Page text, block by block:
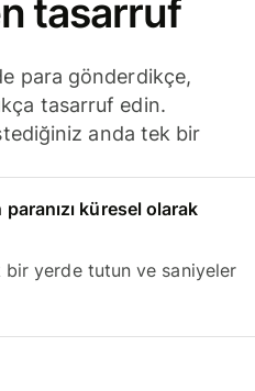
tasarruf
para gönderdikçe,
tasarruf edin.
anda tek bir
küresel olarak
yerde tutun ve saniyeler